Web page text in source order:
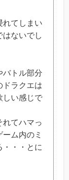
れてしまい
はないでし
バトル部分
ドラクエは
しい感じで
れてハマっ
ム内のミ
・・・とに